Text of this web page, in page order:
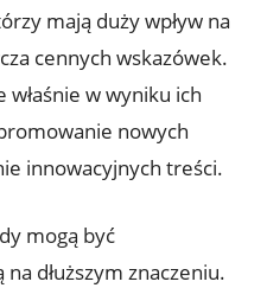
mają duży wpływ na
cennych wskazówek.
w wyniku ich
nowych
innowacyjnych treści.
mogą być
dłuższym znaczeniu.